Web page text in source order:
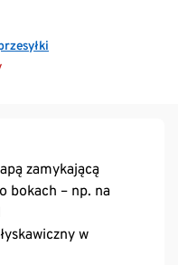
zamykającą
bokach – np. na
w